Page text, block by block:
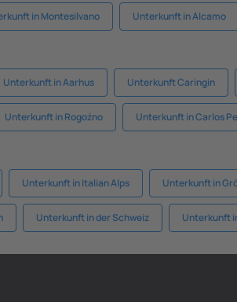
in Montesilvano Unterkunft in Alcamo
Unterkunft in Aarhus Unterkunft Caringin
Unterkunft in Rogoźno Unterkunft in Carlos
Unterkunft in Italian Alps Unterkunft in
Unterkunft in der Schweiz Unterkunft